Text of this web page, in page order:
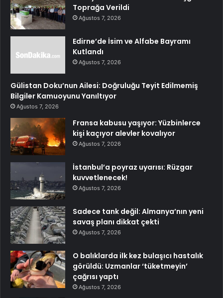
Toprağa Verildi
Ağustos 7, 2026
Edirne’de İsim ve Alfabe Bayramı
Kutlandı
Ağustos 7, 2026
Gülistan Doku’nun Ailesi: Doğruluğu Teyit Edilmemiş
Bilgiler Kamuoyunu Yanıltıyor
Ağustos 7, 2026
Fransa kabusu yaşıyor: Yüzbinlerce
kişi kaçıyor alevler kovalıyor
Ağustos 7, 2026
İstanbul’a poyraz uyarısı: Rüzgar
kuvvetlenecek!
Ağustos 7, 2026
Sadece tank değil: Almanya’nın yeni
savaş planı dikkat çekti
Ağustos 7, 2026
O balıklarda ilk kez bulaşıcı hastalık
görüldü: Uzmanlar ‘tüketmeyin’
çağrısı yaptı
Ağustos 7, 2026